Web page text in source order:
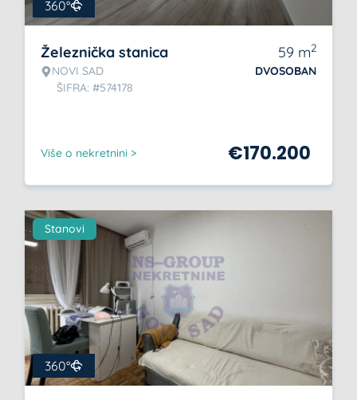
360°
Železnička stanica
NOVI SAD
ŠIFRA: #574178
59 m2
DVOSOBAN
Više o nekretnini > €170.200
Stanovi
360°